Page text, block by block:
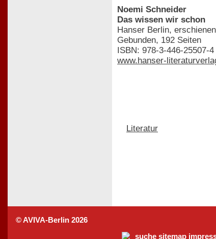
Noemi Schneider
Das wissen wir schon
Hanser Berlin,
Gebunden, 192 Seiten
ISBN: 978-3-446-25507-4
www.hanser-
Literatur
© AVIVA-Berlin 2026
suche sitemap